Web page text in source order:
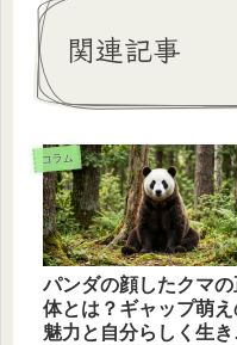
関連記事
コラム
パンダの顔したクマの
体とは？ギャップ萌え
魅力と自分らしく生き